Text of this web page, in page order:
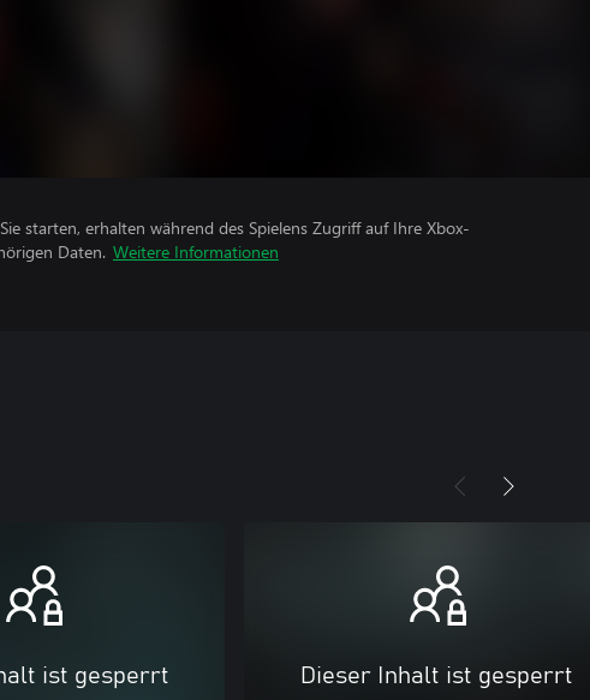
starten, erhalten während des Spielens Zugriff auf Ihre Xbox-
Daten. Weitere Informationen
ist gesperrt Dieser Inhalt ist gesperrt